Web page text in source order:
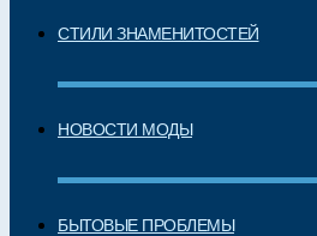
СТИЛИ ЗНАМЕНИТОСТЕЙ
НОВОСТИ МОДЫ
БЫТОВЫЕ ПРОБЛЕМЫ